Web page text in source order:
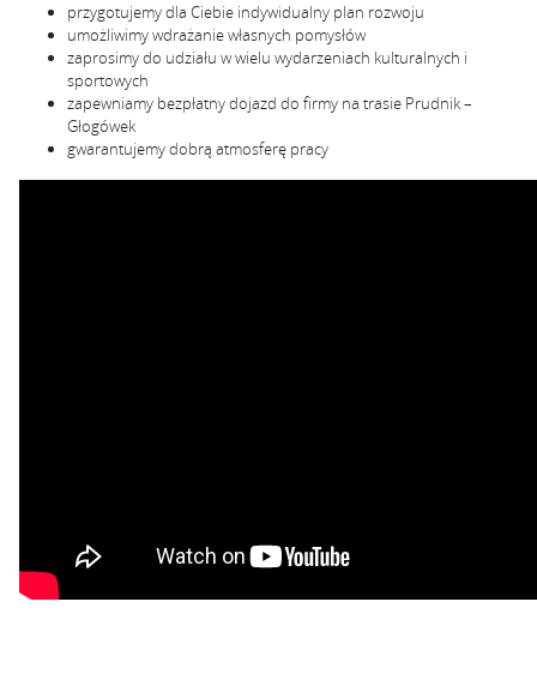
przygotujemy dla Ciebie indywidualny plan rozwoju
umożliwimy wdrażanie własnych pomysłów
zaprosimy do udziału w wielu wydarzeniach kulturalnych i
sportowych
zapewniamy bezpłatny dojazd do firmy na trasie Prudnik –
Głogówek
gwarantujemy dobrą atmosferę pracy